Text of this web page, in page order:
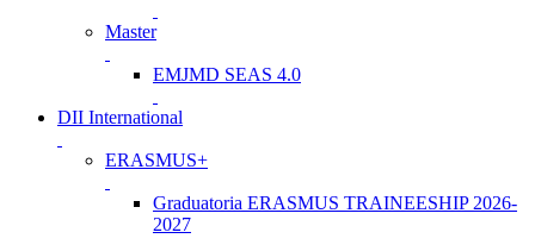
Master
EMJMD SEAS 4.0
DII International
ERASMUS+
Graduatoria ERASMUS TRAINEESHIP 2026-
2027